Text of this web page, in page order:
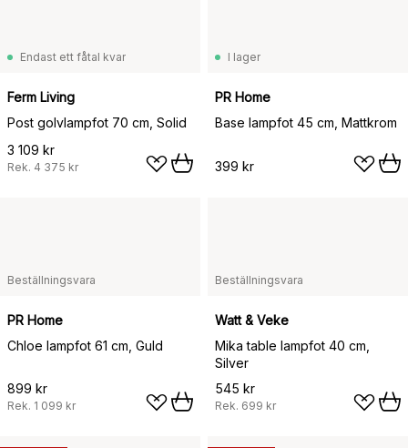
Endast ett fåtal kvar
Ferm Living
Post golvlampfot 70 cm, Solid
3 109 kr
Rek. 4 375 kr
I lager
PR Home
Base lampfot 45 cm, Mattkrom
399 kr
Beställningsvara
PR Home
Chloe lampfot 61 cm, Guld
899 kr
Rek. 1 099 kr
Beställningsvara
Watt & Veke
Mika table lampfot 40 cm,
Silver
545 kr
Rek. 699 kr